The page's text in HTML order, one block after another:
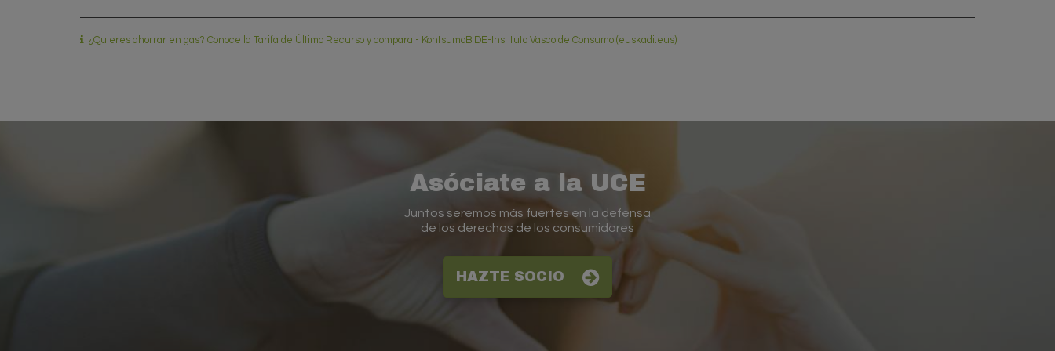
¿Quieres ahorrar en gas? Conoce la Tarifa de Último Recurso y compara - KontsumoBIDE-Instituto Vasco de Consumo (euskadi.eus)
Asóciate a la UCE
Juntos seremos más fuertes en la defensa
de los derechos de los consumidores
HAZTE SOCIO